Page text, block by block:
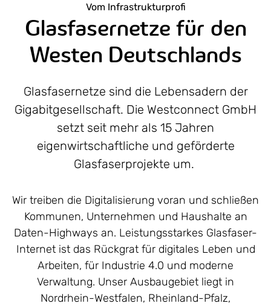
Vom Infrastrukturprofi
Glasfasernetze für den
Westen Deutschlands
Glasfasernetze sind die Lebensadern der
Gigabitgesellschaft. Die Westconnect GmbH
setzt seit mehr als 15 Jahren
eigenwirtschaftliche und geförderte
Glasfaserprojekte um.
Wir treiben die Digitalisierung voran und schließen
Kommunen, Unternehmen und Haushalte an
Daten-Highways an. Leistungsstarkes Glasfaser-
Internet ist das Rückgrat für digitales Leben und
Arbeiten, für Industrie 4.0 und moderne
Verwaltung. Unser Ausbaugebiet liegt in
Nordrhein-Westfalen, Rheinland-Pfalz,